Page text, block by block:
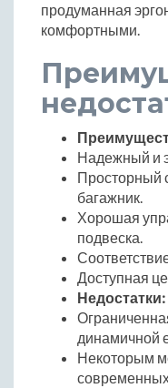
продуманная
комфортными.
Надежный и
Просторный
багажник.
Хорошая
подвеска.
Доступная
Недостатки:
динамичной
Некоторым
современных